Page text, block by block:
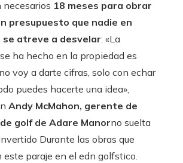
necesarios 18 meses para obrar
presupuesto que nadie en
se atreve a desvelar: «La
ha hecho en la propiedad es
voy a darte cifras, solo con echar
puedes hacerte una idea»,
Andy McMahon, gerente de
golf de Adare Manorno suelta
Durante las obras que
paraje en el edn golfstico.